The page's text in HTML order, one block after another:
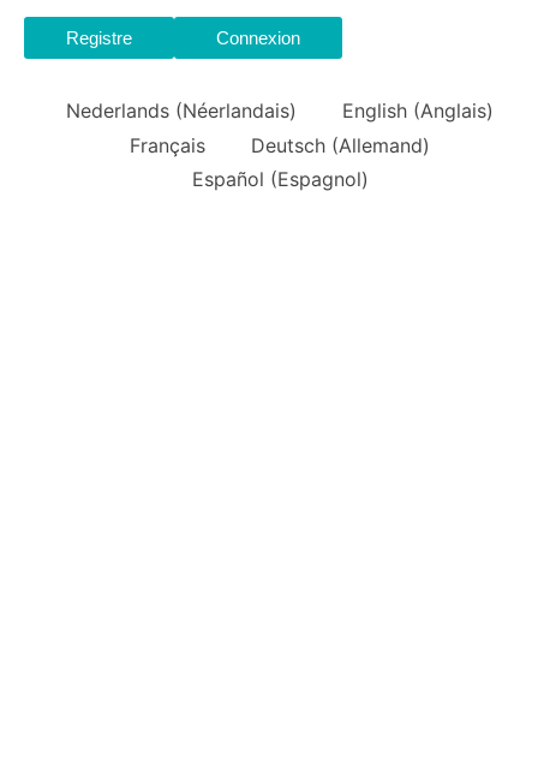
Registre Connexion
Nederlands (Néerlandais) English (Anglais)
Français
Deutsch (Allemand)
Español (Espagnol)